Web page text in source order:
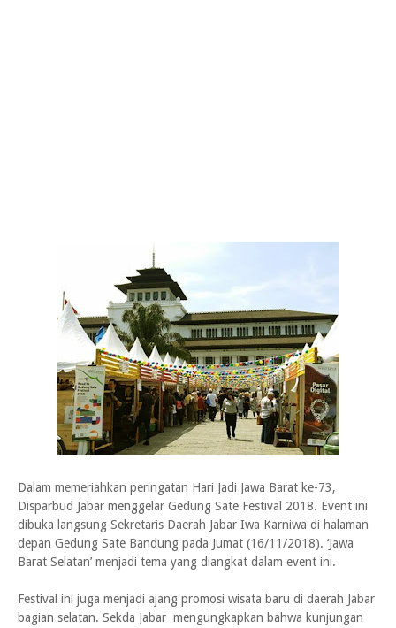
Dalam memeriahkan peringatan Hari Jadi Jawa Barat ke-73,
Disparbud Jabar menggelar Gedung Sate Festival 2018. Event ini
dibuka langsung Sekretaris Daerah Jabar Iwa Karniwa di halaman
depan Gedung Sate Bandung pada Jumat (16/11/2018). ‘Jawa
Barat Selatan’ menjadi tema yang diangkat dalam event ini.
Festival ini juga menjadi ajang promosi wisata baru di daerah Jabar
bagian selatan. Sekda Jabar mengungkapkan bahwa kunjungan